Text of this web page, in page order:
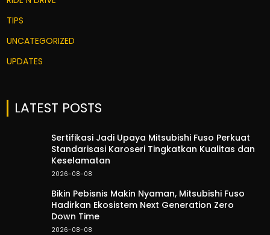
TIPS
UNCATEGORIZED
UPDATES
LATEST POSTS
Sertifikasi Jadi Upaya Mitsubishi Fuso Perkuat
Standarisasi Karoseri Tingkatkan Kualitas dan
Keselamatan
2026-08-08
Bikin Pebisnis Makin Nyaman, Mitsubishi Fuso
Hadirkan Ekosistem Next Generation Zero
Down Time
2026-08-08